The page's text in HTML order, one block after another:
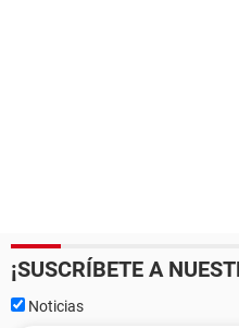
¡SUSCRÍBETE A
Noticias